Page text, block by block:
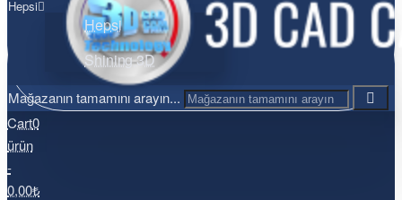
Hepsi
Hepsi
Shining 3D
Mağazanın tamamını arayın...
Cart0
ürün
-
0,00₺